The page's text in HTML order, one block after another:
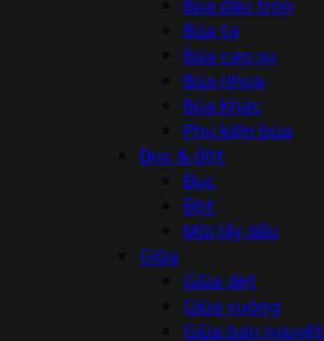
Búa tạ
Búa cao su
Búa nhựa
Búa khác
Phụ kiện búa
Đục & đột
Đục
Đột
Mũi lấy dấu
Giũa
Giũa dẹt
Giũa vuông
Giũa bán nguyệt